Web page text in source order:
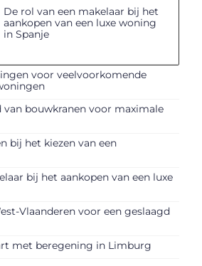
De rol van een makelaar bij het
aankopen van een luxe woning
in Spanje
voor veelvoorkomende
bouwkranen voor maximale
bij het kiezen van een
bij het aankopen van een luxe
Vlaanderen voor een geslaagd
met beregening in Limburg